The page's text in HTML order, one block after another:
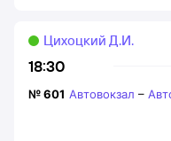
18:30
Цихоцкий Д.И.
№601 Автовокзал –